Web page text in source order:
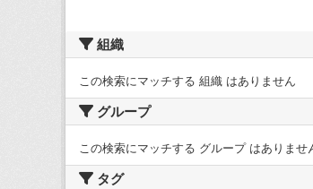
組織
この検索にマッチする 組織 はありません
グループ
この検索にマッチする グループ はありませ
タグ